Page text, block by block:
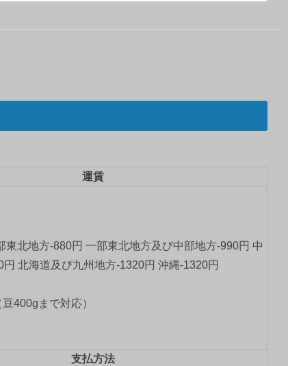
運賃
東北地方-880円 一部東北地方及び中部地方-990円 中
円 北海道及び九州地方-1320円 沖縄-1320円
400gまで対応）
支払方法